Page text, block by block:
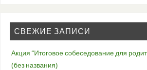
СВЕЖИЕ ЗАПИСИ
Акция “Итоговое собеседование для
(без названия)